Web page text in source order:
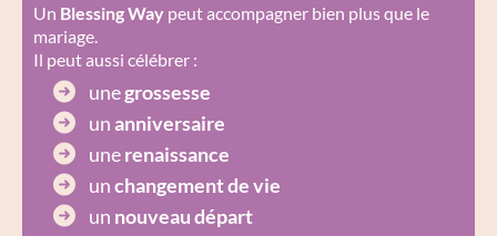
Un Blessing Way peut accompagner bien plus que le
mariage.
Il peut aussi célébrer :
unegrossesse
unanniversaire
unerenaissance
unchangement de vie
un nouveau départ